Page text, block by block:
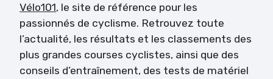
Vélo101, le site de référence pour les
passionnés de cyclisme. Retrouvez toute
l’actualité, les résultats et les classements des
plus grandes courses cyclistes, ainsi que des
conseils d’entraînement, des tests de matériel